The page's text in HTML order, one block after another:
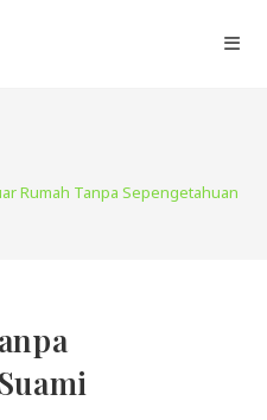
Rumah Tanpa Sepengetahuan